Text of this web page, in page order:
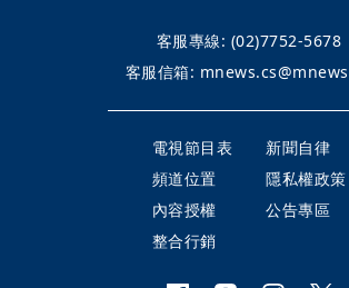
客服專線: (02)7752-5678
客服信箱:
電視節目表
新聞自律
頻道位置
隱私權政策
內容授權
公告專區
整合行銷